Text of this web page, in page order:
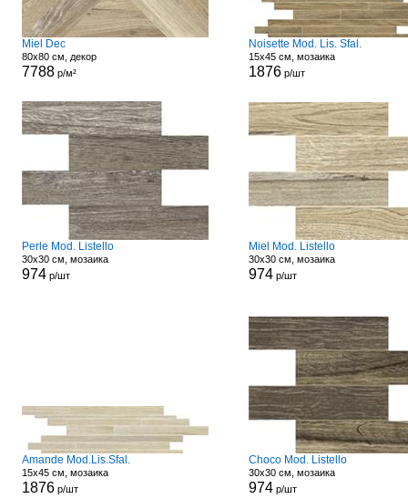
Miel Dec
80x80 см, декор
7788р/м²
Noisette Mod. Lis. Sfal.
15x45 см, мозаика
1876р/шт
Perle Mod. Listello
30x30 см, мозаика
974р/шт
Miel Mod. Listello
30x30 см, мозаика
974р/шт
Amande Mod.Lis.Sfal.
15x45 см, мозаика
1876р/шт
Choco Mod. Listello
30x30 см, мозаика
974р/шт